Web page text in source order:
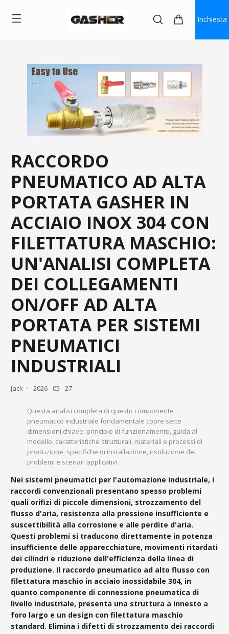
Inchiesta
RACCORDO
PNEUMATICO AD ALTA
PORTATA GASHER IN
ACCIAIO INOX 304 CON
FILETTATURA MASCHIO:
UN'ANALISI COMPLETA
DEI COLLEGAMENTI
ON/OFF AD ALTA
PORTATA PER SISTEMI
PNEUMATICI
INDUSTRIALI
Jack 2026 - 05 - 27
Questa analisi completa di questo componente
pneumatico industriale fondamentale copre sette
dimensioni chiave: principio di funzionamento, guida al
modello, caratteristiche strutturali, materiali e processi di
produzione, specifiche di installazione, risoluzione dei
problemi e scenari applicativi.
Nei sistemi pneumatici per l'automazione industriale, i
raccordi convenzionali presentano spesso problemi
quali orifizi di piccole dimensioni, strozzamento del
flusso d'aria, resistenza alla pressione insufficiente e
suscettibilità alla corrosione e alle perdite d'aria.
Questi problemi si traducono direttamente in potenza
insufficiente delle apparecchiature, movimenti ritardati
dei cilindri e riduzione dell'efficienza della linea di
produzione. Il raccordo pneumatico ad alto flusso con
filettatura maschio in acciaio inossidabile 304, in
quanto componente di connessione pneumatica di
livello industriale, presenta una struttura a innesto a
foro largo e un design con filettatura maschio
standard. Elimina i difetti di strozzamento dei raccordi